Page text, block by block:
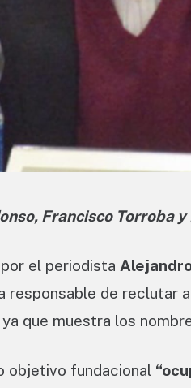
Francisco Torroba
el periodista
responsable de reclutar
que muestra los
objetivo fundacional